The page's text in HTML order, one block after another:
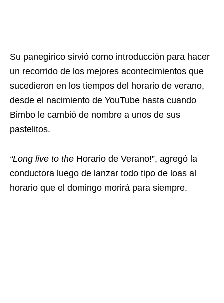
Su panegírico sirvió como introducción para hacer
un recorrido de los mejores acontecimientos que
sucedieron en los tiempos del horario de verano,
desde el nacimiento de YouTube hasta cuando
Bimbo le cambió de nombre a unos de sus
pastelitos.
“Long live to the Horario de Verano!”, agregó la
conductora luego de lanzar todo tipo de loas al
horario que el domingo morirá para siempre.